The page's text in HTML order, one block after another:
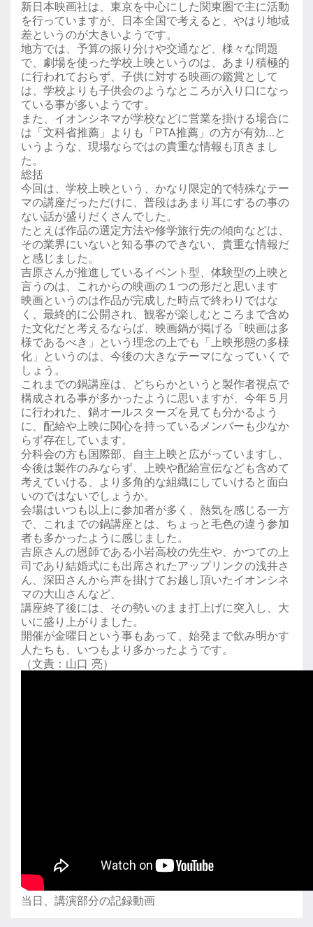
新日本映画社は、東京を中心にした関東圏で主に活動
を行っていますが、日本全国で考えると、やはり地域
差というのが大きいようです。
地方では、予算の振り分けや交通など、様々な問題
で、劇場を使った学校上映というのは、あまり積極的
に行われておらず、子供に対する映画の鑑賞として
は、学校よりも子供会のようなところが入り口になっ
ている事が多いようです。
また、イオンシネマが学校などに営業を掛ける場合に
は「文科省推薦」よりも「PTA推薦」の方が有効…と
いうような、現場ならではの貴重な情報も頂きまし
た。
総括
今回は、学校上映という、かなり限定的で特殊なテー
マの講座だっただけに、普段はあまり耳にするの事の
ない話が盛りだくさんでした。
たとえば作品の選定方法や修学旅行先の傾向などは、
その業界にいないと知る事のできない、貴重な情報だ
と感じました。
吉原さんが推進しているイベント型、体験型の上映と
言うのは、これからの映画の１つの形だと思います
映画というのは作品が完成した時点で終わりではな
く、最終的に公開され、観客が楽しむところまで含め
た文化だと考えるならば、映画鍋が掲げる「映画は多
様であるべき」という理念の上でも「上映形態の多様
化」というのは、今後の大きなテーマになっていくで
しょう。
これまでの鍋講座は、どちらかというと製作者視点で
構成される事が多かったように思いますが、今年５月
に行われた、鍋オールスターズを見ても分かるよう
に、配給や上映に関心を持っているメンバーも少なか
らず存在しています。
分科会の方も国際部、自主上映と広がっていますし、
今後は製作のみならず、上映や配給宣伝なども含めて
考えていける、より多角的な組織にしていけると面白
いのではないでしょうか。
会場はいつも以上に参加者が多く、熱気を感じる一方
で、これまでの鍋講座とは、ちょっと毛色の違う参加
者も多かったように感じました。
吉原さんの恩師である小岩高校の先生や、かつての上
司であり結婚式にも出席されたアップリンクの浅井さ
ん、深田さんから声を掛けてお越し頂いたイオンシネ
マの大山さんなど、
講座終了後には、その勢いのまま打上げに突入し、大
いに盛り上がりました。
開催が金曜日という事もあって、始発まで飲み明かす
人たちも、いつもより多かったようです。
（文責：山口 亮）
当日、講演部分の記録動画